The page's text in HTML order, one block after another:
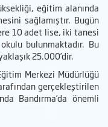
eğitim alanında
sağlamıştır. Bugün
10 adet lise, iki tanesi
bulunmaktadır. Bu
25.000’dir.
Merkezi Müdürlüğü
gerçekleştirilen
Bandırma’da önemli